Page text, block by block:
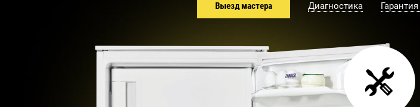
Выезд мастера Диагностика